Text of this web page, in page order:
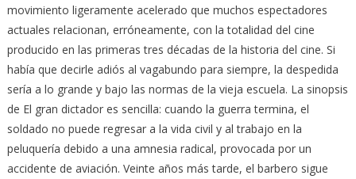
movimiento ligeramente acelerado que muchos espectadores
actuales relacionan, erróneamente, con la totalidad del cine
producido en las primeras tres décadas de la historia del cine. Si
había que decirle adiós al vagabundo para siempre, la despedida
sería a lo grande y bajo las normas de la vieja escuela. La sinopsis
de El gran dictador es sencilla: cuando la guerra termina, el
soldado no puede regresar a la vida civil y al trabajo en la
peluquería debido a una amnesia radical, provocada por un
accidente de aviación. Veinte años más tarde, el barbero sigue